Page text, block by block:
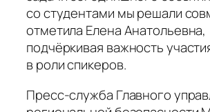
со студентами мы решали
отметила Елена Анатольевна,
подчёркивая важность
в роли спикеров.
Пресс‑служба Главного